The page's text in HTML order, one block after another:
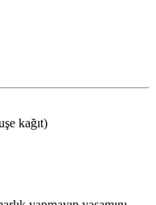
kağıt)